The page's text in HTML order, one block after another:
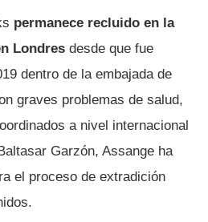
permanece recluido en la
Londres desde que fue
dentro de la embajada de
graves problemas de salud,
a nivel internacional
Garzón, Assange ha
el proceso de extradición